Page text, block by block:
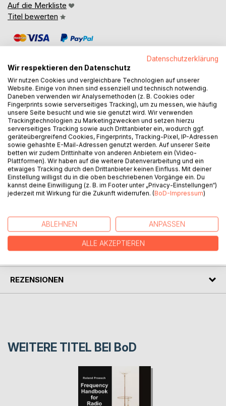
Auf die Merkliste
Titel bewerten
BESCHREIBUNG
In diesem Buch sind alle wichtigen Symbole enthalten, die
einem täglich bei der Arbeit begegnen. Manch einer hat
sich bestimmt schon mal gefragt, was das für ein
komisches Symbol ist.
In diesem Buch gibt es die Antwort.
Ich habe mich gründlich mit den Symbolen im
Sicherheitsbereich befasst und fast alle, zumindest die
wichtigsten hier in diesem Buch aufgeführt.
AUTOR/IN
PRESSESTIMMEN
REZENSIONEN
WEITERE TITEL BEI BoD
Datenschutzerklärung
Wir respektieren den Datenschutz
Wir nutzen Cookies und vergleichbare Technologien auf unserer
Website. Einige von ihnen sind essenziell und technisch notwendig.
Daneben verwenden wir Analysemethoden (z. B. Cookies oder
Fingerprints sowie serverseitiges Tracking), um zu messen, wie häufig
unsere Seite besucht und wie sie genutzt wird. Wir verwenden
Trackingtechnologien zu Marketingzwecken und setzen hierzu
serverseitiges Tracking sowie auch Drittanbieter ein, wodurch ggf.
geräteübergreifend Cookies, Fingerprints, Tracking-Pixel, IP-Adressen
sowie gehashte E-Mail-Adressen genutzt werden. Auf unserer Seite
betten wir zudem Drittinhalte von anderen Anbietern ein (Video-
Plattformen). Wir haben auf die weitere Datenverarbeitung und ein
etwaiges Tracking durch den Drittanbieter keinen Einfluss. Mit deiner
Einstellung willigst du in die oben beschriebenen Vorgänge ein. Du
kannst deine Einwilligung (z. B. im Footer unter „Privacy-Einstellungen“)
jederzeit mit Wirkung für die Zukunft widerrufen. (BoD-Impressum)
ABLEHNEN ANPASSEN
ALLE AKZEPTIEREN